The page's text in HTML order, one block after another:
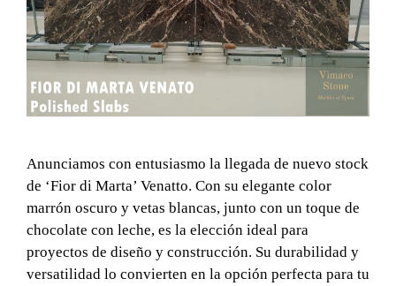
Anunciamos con entusiasmo la llegada de nuevo stock
de ‘Fior di Marta’ Venatto. Con su elegante color
marrón oscuro y vetas blancas, junto con un toque de
chocolate con leche, es la elección ideal para
proyectos de diseño y construcción. Su durabilidad y
versatilidad lo convierten en la opción perfecta para tu